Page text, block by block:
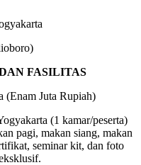
FASILITAS
Juta Rupiah)
(1 kamar/peserta)
pagi, makan siang, makan
seminar kit, dan foto